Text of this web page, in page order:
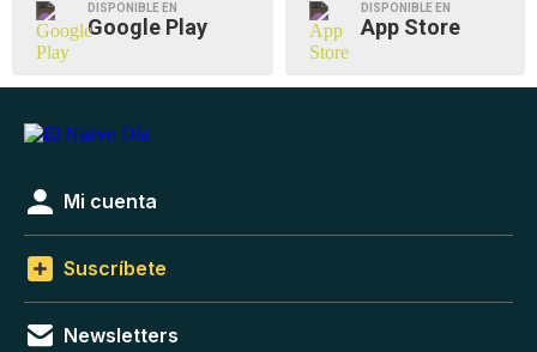
DISPONIBLE EN
Google Play
DISPONIBLE EN
App Store
Mi cuenta
Suscríbete
Newsletters